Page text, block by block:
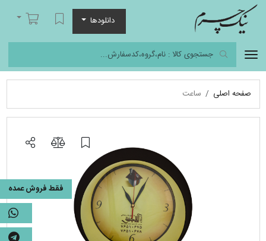
دانلودها
لیست مورد علاقه
سبد خرید
صفحه اصلی ساعت
فقط فروش عمده